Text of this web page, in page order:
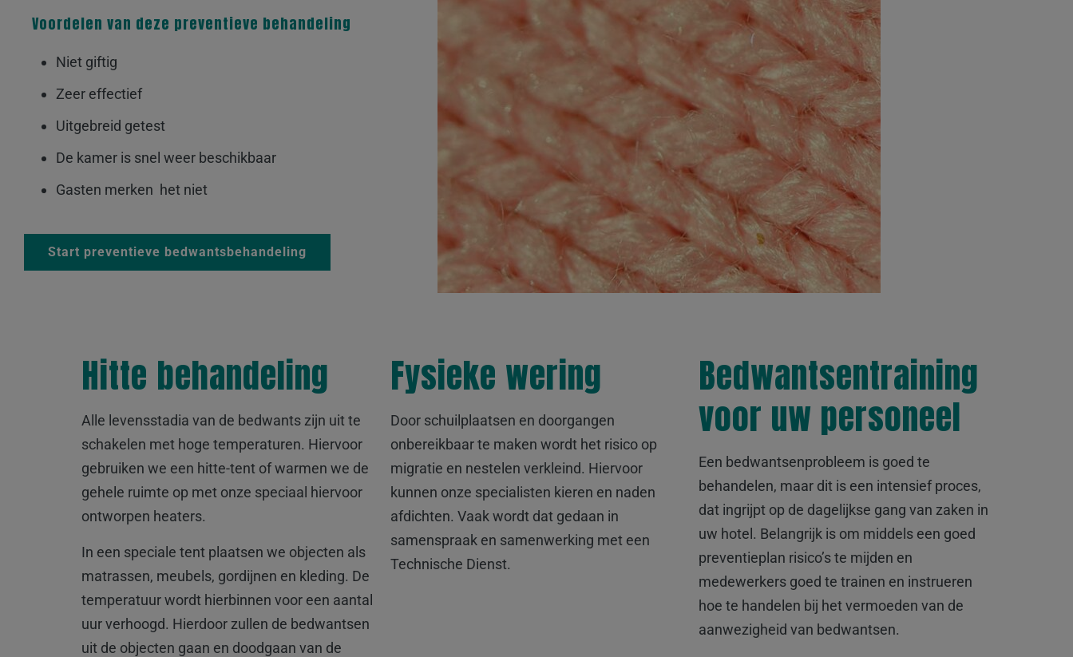
Voordelen van deze preventieve behandeling
Niet giftig
Zeer effectief
Uitgebreid getest
De kamer is snel weer beschikbaar
Gasten merken het niet
Start preventieve bedwantsbehandeling
Hitte behandeling
Alle levensstadia van de bedwants zijn uit te
schakelen met hoge temperaturen. Hiervoor
gebruiken we een hitte-tent of warmen we de
gehele ruimte op met onze speciaal hiervoor
ontworpen heaters.
In een speciale tent plaatsen we objecten als
matrassen, meubels, gordijnen en kleding. De
temperatuur wordt hierbinnen voor een aantal
uur verhoogd. Hierdoor zullen de bedwantsen
uit de objecten gaan en doodgaan van de
Fysieke wering
Door schuilplaatsen en doorgangen
onbereikbaar te maken wordt het risico op
migratie en nestelen verkleind. Hiervoor
kunnen onze specialisten kieren en naden
afdichten. Vaak wordt dat gedaan in
samenspraak en samenwerking met een
Technische Dienst.
Bedwantsentraining
voor uw personeel
Een bedwantsenprobleem is goed te
behandelen, maar dit is een intensief proces,
dat ingrijpt op de dagelijkse gang van zaken in
uw hotel. Belangrijk is om middels een goed
preventieplan risico’s te mijden en
medewerkers goed te trainen en instrueren
hoe te handelen bij het vermoeden van de
aanwezigheid van bedwantsen.